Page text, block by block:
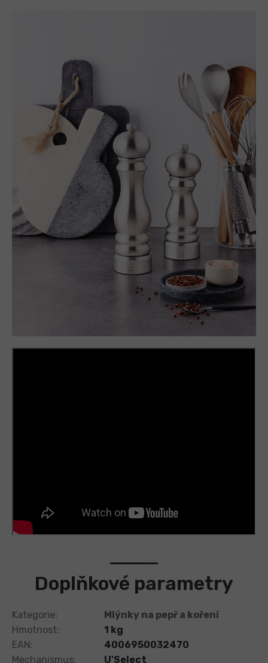
Doplňkové parametry
Kategorie:
Mlýnky na pepř a koření
Hmotnost:
1 kg
EAN :
4006950032470
Mechanismus: U'Select